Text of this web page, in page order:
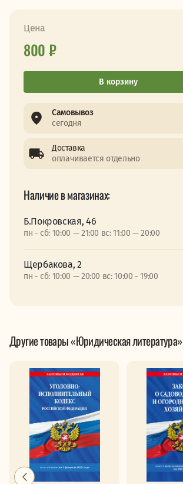
Цена
800 ₽
В корзину
Самовывоз
сегодня
Доставка
оплачивается отдельно
Наличие в магазинах:
Б.Покровская, 46
пн - сб: 10:00 — 21:00 вс: 11:00 — 20:00
Щербакова, 2
пн - сб: 10:00 — 20:00 вс: 10:00 - 19:00
Другие товары «Юридическая литература»